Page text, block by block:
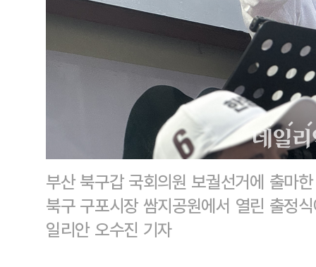
부산 북구갑 국회의원 보궐선거에 출마
북구 구포시장 쌈지공원에서 열린 출정
일리안 오수진 기자